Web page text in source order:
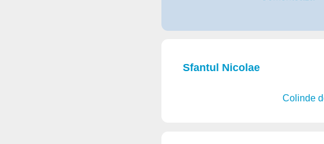
Sfantul Nicolae
Colinde